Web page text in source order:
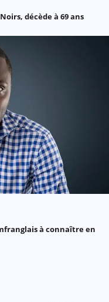
décède à 69 ans
à connaître en